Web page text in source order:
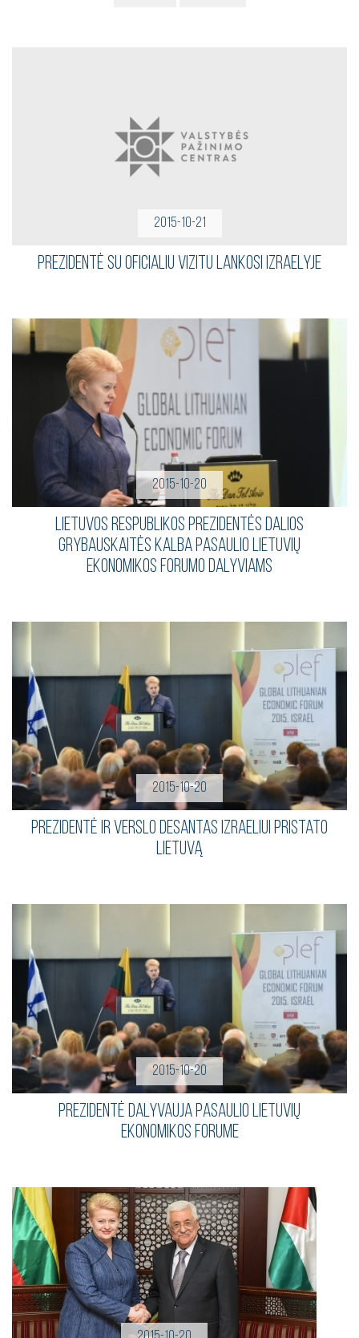
2015-10-21
Prezidentė su oficialiu vizitu lankosi Izraelyje
2015-10-20
Lietuvos Respublikos Prezidentės Dalios
Grybauskaitės kalba Pasaulio lietuvių
ekonomikos forumo dalyviams
2015-10-20
Prezidentė ir verslo desantas Izraeliui pristato
Lietuvą
2015-10-20
Prezidentė dalyvauja Pasaulio lietuvių
ekonomikos forume